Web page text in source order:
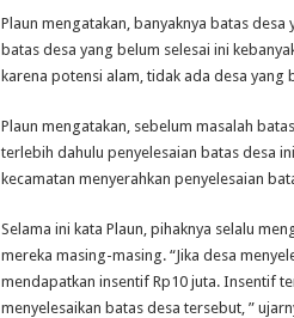
Plaun mengatakan, banyaknya batas
batas desa yang belum selesai ini
karena potensi alam, tidak ada desa yang
Plaun mengatakan, sebelum masalah
terlebih dahulu penyelesaian batas desa
kecamatan menyerahkan penyelesaian
Selama ini kata Plaun, pihaknya selalu
mereka masing-masing. “Jika desa
mendapatkan insentif Rp10 juta. Insentif
menyelesaikan batas desa tersebut, ”